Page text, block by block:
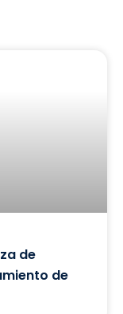
de
de